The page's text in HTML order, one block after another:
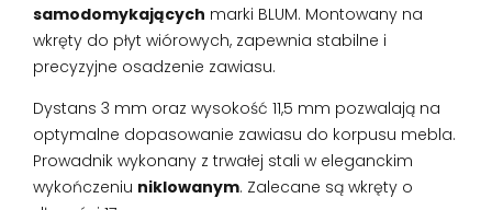
samodomykających marki BLUM. Montowany na
wkręty do płyt wiórowych, zapewnia stabilne i
precyzyjne osadzenie zawiasu.
Dystans 3 mm oraz wysokość 11,5 mm pozwalają na
optymalne dopasowanie zawiasu do korpusu mebla.
Prowadnik wykonany z trwałej stali w eleganckim
wykończeniu niklowanym. Zalecane są wkręty o